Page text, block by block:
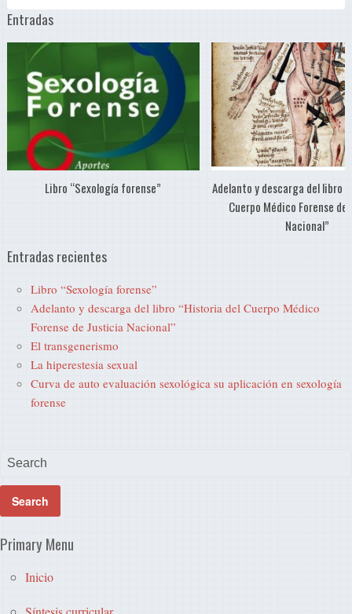
Entradas
Libro “Sexología forense”
Adelanto y descarga del libro
Cuerpo Médico Forense
Nacional”
Entradas recientes
Libro “Sexología forense”
Adelanto y descarga del libro “Historia del Cuerpo Médico
Forense de Justicia Nacional”
El transgenerismo
La hiperestesia sexual
Curva de auto evaluación sexológica su aplicación en sexología
forense
Primary Menu
Inicio